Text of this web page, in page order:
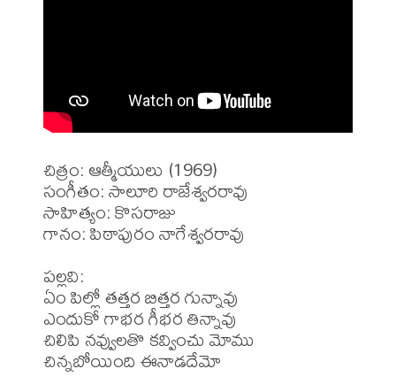
చిత్రం: ఆత్మీయులు (1969)
సంగీతం: సాలూరి రాజేశ్వరరావు
సాహిత్యం: కొసరాజు
గానం: పిఠాపురం నాగేశ్వరరావు
పల్లవి:
ఏం పిల్లో తత్తర బిత్తర గున్నావు
ఎందుకో గాభర గీభర తిన్నావు
చిలిపి నవ్వులతొ కవ్వించు మోము
చిన్నబోయింది ఈనాడదేమో